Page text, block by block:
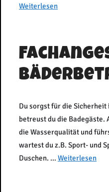
Weiterlesen
Du sorgst für die
betreust du die Badegäste.
die Wasserqualität und
wartest du z.B. Sport- und
Duschen. … Weiterlesen